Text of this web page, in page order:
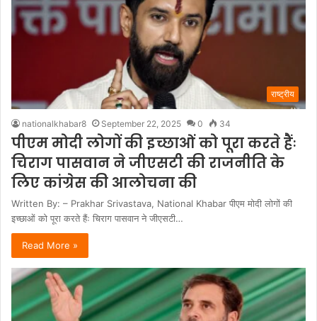
राष्ट्रीय
nationalkhabar8 September 22, 2025 0 34
पीएम मोदी लोगों की इच्छाओं को पूरा करते हैंः
चिराग पासवान ने जीएसटी की राजनीति के
लिए कांग्रेस की आलोचना की
Written By: – Prakhar Srivastava, National Khabar पीएम मोदी लोगों की
इच्छाओं को पूरा करते हैंः चिराग पासवान ने जीएसटी…
Read More »